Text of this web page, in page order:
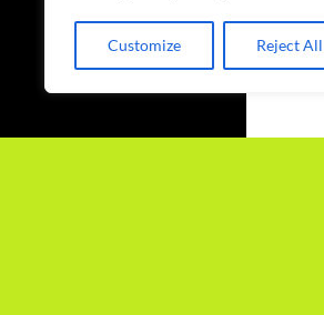
Customize Reject All